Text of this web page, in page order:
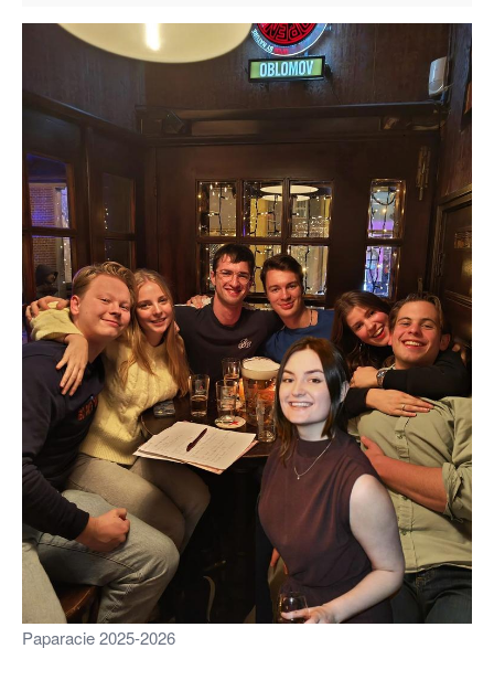
Paparacie 2025-2026